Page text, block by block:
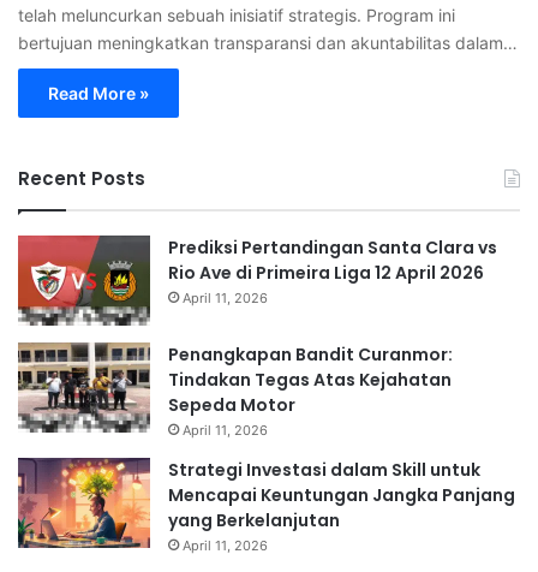
telah meluncurkan sebuah inisiatif strategis. Program ini
bertujuan meningkatkan transparansi dan akuntabilitas dalam…
Read More »
Recent Posts
Prediksi Pertandingan Santa Clara vs
Rio Ave di Primeira Liga 12 April 2026
April 11, 2026
Penangkapan Bandit Curanmor:
Tindakan Tegas Atas Kejahatan
Sepeda Motor
April 11, 2026
Strategi Investasi dalam Skill untuk
Mencapai Keuntungan Jangka Panjang
yang Berkelanjutan
April 11, 2026